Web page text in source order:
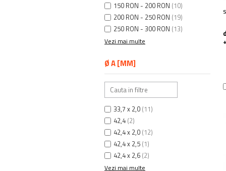
150 RON - 200 RON (10)
200 RON - 250 RON (19)
250 RON - 300 RON (13)
Vezi mai multe
Ø A [MM]
33,7 x 2,0 (11)
42,4 (2)
42,4 x 2,0 (12)
42,4 x 2,5 (1)
42,4 x 2,6 (2)
Vezi mai multe